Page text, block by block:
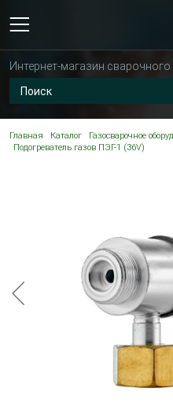
Интернет-магазин
Главная Каталог Газосварочное
Подогреватель газов ПЭГ-1 (36V)